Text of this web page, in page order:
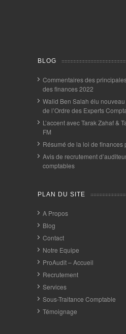
BLOG
Commentaires des
des finances 2022
Walid Ben Salah élu
de l’Ordre des Experts
L’accent avec Tarak Zahaf &
FM
Résumé de la loi de finances
Avis de recrutement
comptables
PLAN DU SITE
A Propos
Blog
Contact
Notre Equipe
ProAudit – Accueil
Recrutement
Services
Sous-Traitance Comptable
Témoignage